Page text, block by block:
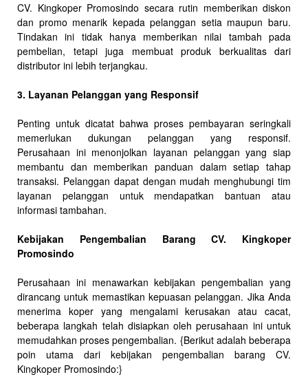
CV. Kingkoper Promosindo secara rutin memberikan diskon
dan promo menarik kepada pelanggan setia maupun baru.
Tindakan ini tidak hanya memberikan nilai tambah pada
pembelian, tetapi juga membuat produk berkualitas dari
distributor ini lebih terjangkau.
3. Layanan Pelanggan yang Responsif
Penting untuk dicatat bahwa proses pembayaran seringkali
memerlukan dukungan pelanggan yang responsif.
Perusahaan ini menonjolkan layanan pelanggan yang siap
membantu dan memberikan panduan dalam setiap tahap
transaksi. Pelanggan dapat dengan mudah menghubungi tim
layanan pelanggan untuk mendapatkan bantuan atau
informasi tambahan.
Kebijakan Pengembalian Barang CV. Kingkoper
Promosindo
Perusahaan ini menawarkan kebijakan pengembalian yang
dirancang untuk memastikan kepuasan pelanggan. Jika Anda
menerima koper yang mengalami kerusakan atau cacat,
beberapa langkah telah disiapkan oleh perusahaan ini untuk
memudahkan proses pengembalian. {Berikut adalah beberapa
poin utama dari kebijakan pengembalian barang CV.
Kingkoper Promosindo:}